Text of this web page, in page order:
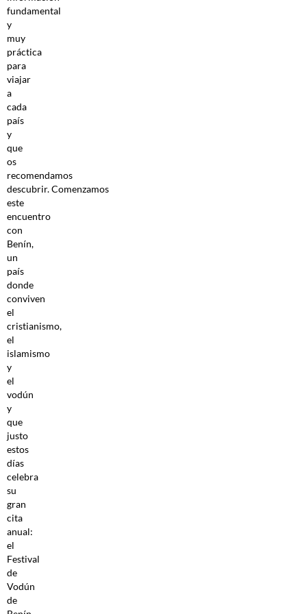
fundamental
y
muy
práctica
para
viajar
a
cada
país
y
que
os
recomendamos
descubrir. Comenzamos
este
encuentro
con
Benín,
un
país
donde
conviven
el
cristianismo,
el
islamismo
y
el
vodún
y
que
justo
estos
días
celebra
su
gran
cita
anual:
el
Festival
de
Vodún
de